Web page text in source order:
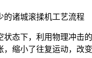
的诸城滚揉机工艺流程
状态下，利用物理冲击
，缩小了往复运动，改变